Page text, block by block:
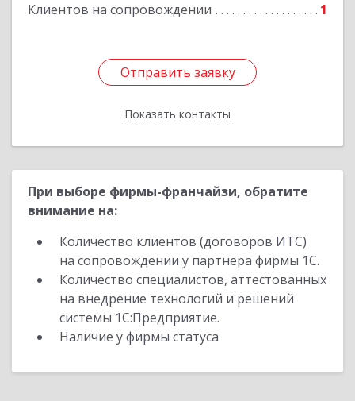
Клиентов на сопровождении 1
Отправить заявку
Показать контакты
Отправить заявку
Назад
При выборе фирмы-франчайзи, обратите
внимание на:
Количество клиентов (договоров ИТС)
на сопровождении у партнера фирмы 1С.
Количество специалистов, аттестованных
на внедрение технологий и решений
системы 1С:Предприятие.
Наличие у фирмы статуса